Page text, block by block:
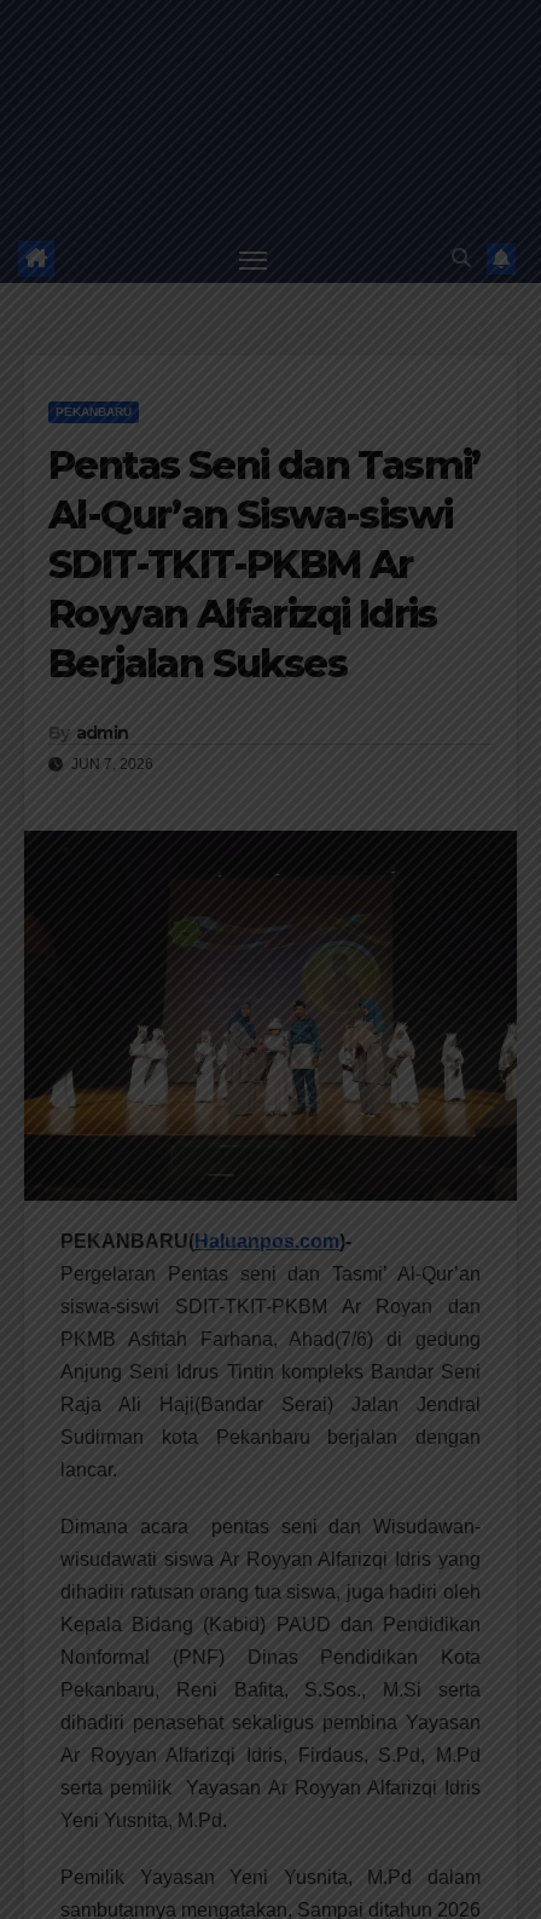
PEKANBARU
Pentas Seni dan Tasmi’
Al-Qur’an Siswa-siswi
SDIT-TKIT-PKBM Ar
Royyan Alfarizqi Idris
Berjalan Sukses
By admin
JUN 7, 2026
PEKANBARU(Haluanpos.com)-
Pergelaran Pentas seni dan Tasmi’ Al-Qur’an
siswa-siswi SDIT-TKIT-PKBM Ar Royan dan
PKMB Asfitah Farhana, Ahad(7/6) di gedung
Anjung Seni Idrus Tintin kompleks Bandar Seni
Raja Ali Haji(Bandar Serai) Jalan Jendral
Sudirman kota Pekanbaru berjalan dengan
lancar.
Dimana acara pentas seni dan Wisudawan-
wisudawati siswa Ar Royyan Alfarizqi Idris yang
dihadiri ratusan orang tua siswa, juga hadiri oleh
Kepala Bidang (Kabid) PAUD dan Pendidikan
Nonformal (PNF) Dinas Pendidikan Kota
Pekanbaru, Reni Bafita, S.Sos., M.Si serta
dihadiri penasehat sekaligus pembina Yayasan
Ar Royyan Alfarizqi Idris, Firdaus, S.Pd, M.Pd
serta pemilik Yayasan Ar Royyan Alfarizqi Idris
Yeni Yusnita, M.Pd.
Pemilik Yayasan Yeni Yusnita, M.Pd dalam
sambutannya mengatakan, Sampai ditahun 2026